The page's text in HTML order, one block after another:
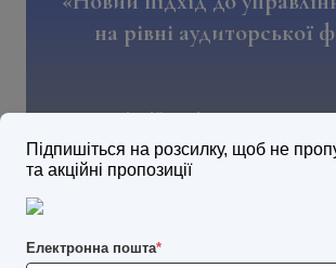
Підпишіться на розсилку, щоб не
та акційні пропозиції
Електронна пошта*
на рівні аудиторської
Тривалість: 10 годин
Форма проведення: